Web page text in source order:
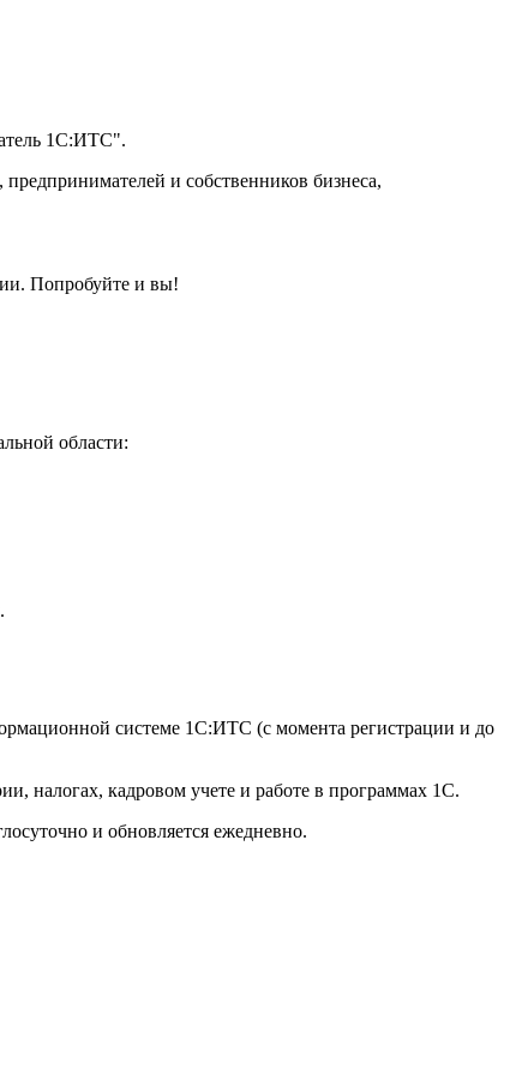
1С:ИТС".
и собственников бизнеса,
Попробуйте и вы!
области:
системе 1С:ИТС (с момента регистрации и до
налогах, кадровом учете и работе в программах 1С.
и обновляется ежедневно.